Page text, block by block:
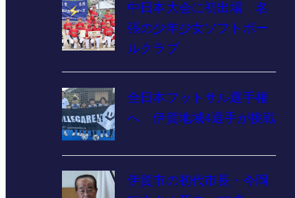
中日本大会に初出場 名
張の少年少女ソフトボー
ルクラブ
全日本フットサル選手権
へ 伊賀地域4選手が挑戦
伊賀市の初代市長・今岡